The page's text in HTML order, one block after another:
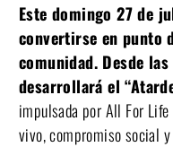
Este domingo 27 de
convertirse en punto
comunidad. Desde
desarrollará el
impulsada por All For
vivo, compromiso social